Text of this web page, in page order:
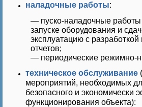
наладочные работы:
— пуско-наладочные
запуске оборудования и
эксплуатацию с
отчетов;
— периодические режимно-
техническое обслуживание
мероприятий, необходимых
безопасного и экономически
функционирования объекта):